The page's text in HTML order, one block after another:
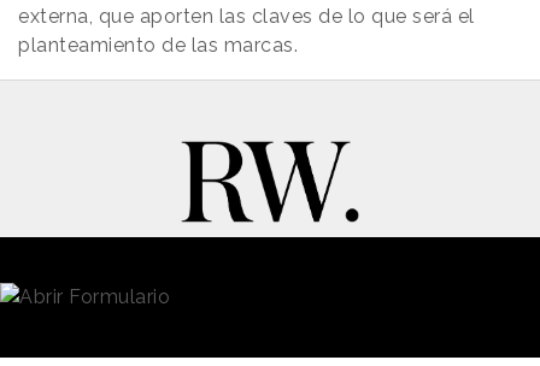
externa, que aporten las claves de lo que será el
planteamiento de las marcas.
Contacto